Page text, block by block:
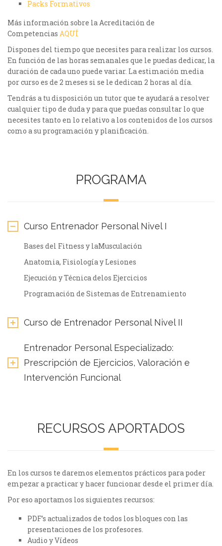
Packs Formativos
Más información sobre la Acreditación de
Competencias AQUÍ
Dispones del tiempo que necesites para realizar los cursos.
En función de las horas semanales que le puedas dedicar, la
duración de cada uno puede variar. La estimación media
por curso es de 2 meses si se le dedican 2 horas al día.
Tendrás a tu disposición un tutor que te ayudará a resolver
cualquier tipo de duda y para que puedas consultar lo que
necesites tanto en lo relativo a los contenidos de los cursos
como a su programación y planificación.
PROGRAMA
Curso Entrenador Personal Nivel I
Bases del Fitness y laMusculación
Anatomia, Fisiología y Lesiones
Ejecución y Técnica delos Ejercicios
Programación de Sistemas de Entrenamiento
Curso de Entrenador Personal Nivel II
Entrenador Personal Especializado:
Prescripción de Ejercicios, Valoración e
Intervención Funcional
RECURSOS APORTADOS
En los cursos te daremos elementos prácticos para poder
empezar a practicar y hacer funcionar desde el primer día.
Por eso aportamos los siguientes recursos:
PDF’s actualizados de todos los bloques con las
presentaciones de los profesores.
Audio y Vídeos